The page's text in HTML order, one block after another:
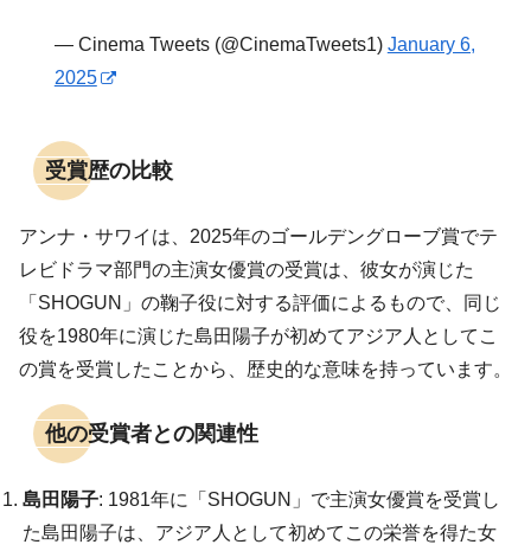
— Cinema Tweets (@CinemaTweets1) January 6,
2025
受賞歴の比較
アンナ・サワイは、2025年のゴールデングローブ賞でテ
レビドラマ部門の主演女優賞の受賞は、彼女が演じた
「SHOGUN」の鞠子役に対する評価によるもので、同じ
役を1980年に演じた島田陽子が初めてアジア人としてこ
の賞を受賞したことから、歴史的な意味を持っています。
他の受賞者との関連性
島田陽子: 1981年に「SHOGUN」で主演女優賞を受賞し
た島田陽子は、アジア人として初めてこの栄誉を得た女